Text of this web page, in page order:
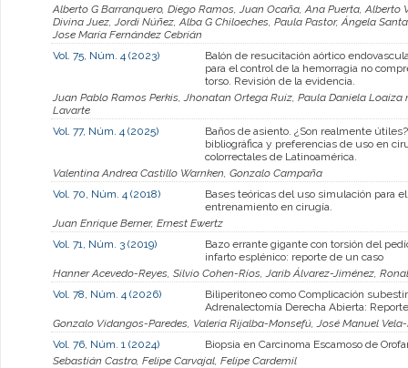
Alberto G Barranquero, Diego Ramos, Juan Ocaña, Ana Puerta,
Divina Juez, Jordi Núñez, Alba G Chiloeches, Paula Pastor, Ángela
Jose María Fernández Cebrián
Vol. 75, Núm. 4 (2023)
Balón de resucitación aórtico
para el control de la hemorragia no
torso. Revisión de la evidencia.
Juan Pablo Ramos Perkis, Jhonatan Ortega Ruiz, Paula Daniela
Lavarte
Vol. 77, Núm. 4 (2025)
Baños de asiento. ¿Son realmente
bibliográfica y preferencias de uso en
colorrectales de Latinoamérica.
Valentina Andrea Castillo Warnken, Gonzalo Campaña
Vol. 70, Núm. 4 (2018)
Bases teóricas del uso simulación para el
entrenamiento en cirugía.
Juan Enrique Berner, Ernest Ewertz
Vol. 71, Núm. 3 (2019)
Bazo errante gigante con torsión del
infarto esplénico: reporte de un caso
Hanner Acevedo-Reyes, Silvio Cohen-Ríos, Jarib Álvarez-Jiménez,
Vol. 78, Núm. 4 (2026)
Biliperitoneo como Complicación
Adrenalectomía Derecha Abierta:
Gonzalo Vidangos-Paredes, Valeria Rijalba-Monsefú, José Manuel
Vol. 76, Núm. 1 (2024)
Biopsia en Carcinoma Escamoso de
Sebastián Castro, Felipe Carvajal, Felipe Cardemil